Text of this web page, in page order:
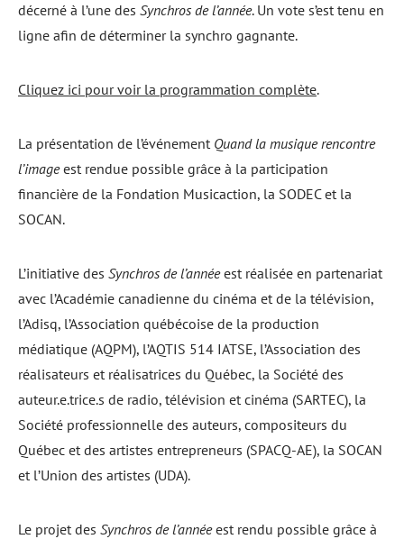
décerné à l’une des Synchros de l’année. Un vote s’est tenu en
ligne afin de déterminer la synchro gagnante.
Cliquez ici pour voir la programmation complète.
La présentation de l’événement Quand la musique rencontre
l’imageest rendue possible grâce à la participation
financière de la Fondation Musicaction, la SODEC et la
SOCAN.
L’initiative des Synchros de l’annéeest réalisée en partenariat
avec l’Académie canadienne du cinéma et de la télévision,
l’Adisq, l’Association québécoise de la production
médiatique (AQPM), l’AQTIS 514 IATSE, l’Association des
réalisateurs et réalisatrices du Québec, la Société des
auteur.e.trice.s de radio, télévision et cinéma (SARTEC), la
Société professionnelle des auteurs, compositeurs du
Québec et des artistes entrepreneurs (SPACQ-AE), la SOCAN
et l’Union des artistes (UDA).
Le projet des Synchros de l’annéeest rendu possible grâce à